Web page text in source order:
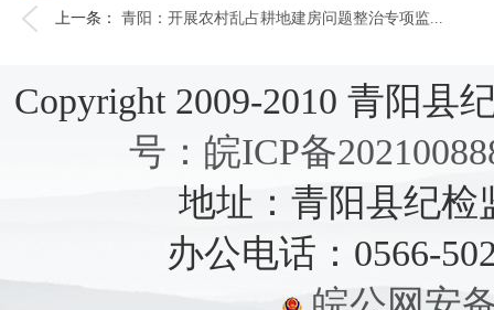
上一条： 青阳：开展农村乱占耕地建房问题整治专项监...
Copyright 2009-2010 青阳县
号：皖ICP备
地址：青阳县纪检
办公电话：0566-